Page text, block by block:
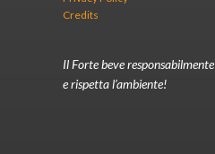
Credits
Il Forte beve responsabilmente
e rispetta l’ambiente!